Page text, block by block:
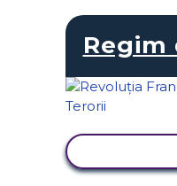
Regim